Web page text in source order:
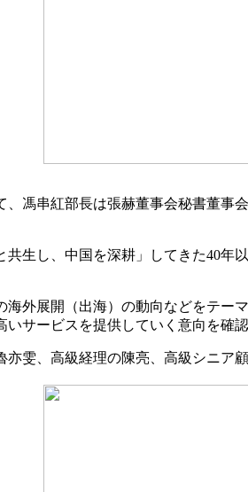
馮串紅部長は張赫董事会秘書董
生し、中国を深耕」してきた40
外展開（出海）の動向などをテ
サービスを提供していく意向を確認
雯、高級経理の陳亮、高級シニア